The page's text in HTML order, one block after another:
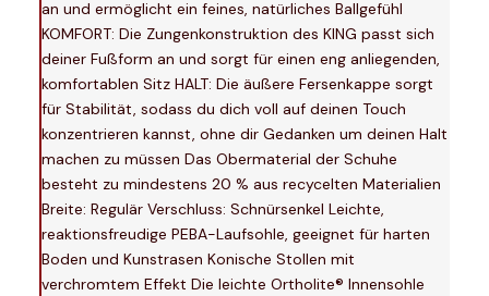
an und ermöglicht ein feines, natürliches Ballgefühl
KOMFORT: Die Zungenkonstruktion des KING passt sich
deiner Fußform an und sorgt für einen eng anliegenden,
komfortablen Sitz HALT: Die äußere Fersenkappe sorgt
für Stabilität, sodass du dich voll auf deinen Touch
konzentrieren kannst, ohne dir Gedanken um deinen Halt
machen zu müssen Das Obermaterial der Schuhe
besteht zu mindestens 20 % aus recycelten Materialien
Breite: Regulär Verschluss: Schnürsenkel Leichte,
reaktionsfreudige PEBA-Laufsohle, geeignet für harten
Boden und Kunstrasen Konische Stollen mit
verchromtem Effekt Die leichte Ortholite® Innensohle